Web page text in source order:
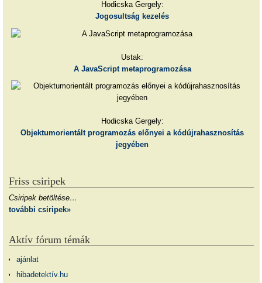
Hodicska Gergely:
Jogosultság kezelés
Ustak:
A JavaScript metaprogramozása
Hodicska Gergely:
Objektumorientált programozás előnyei a kódújrahasznosítás
jegyében
Friss csiripek
Csiripek betöltése…
további csiripek»
Aktív fórum témák
ajánlat
hibadetektív.hu